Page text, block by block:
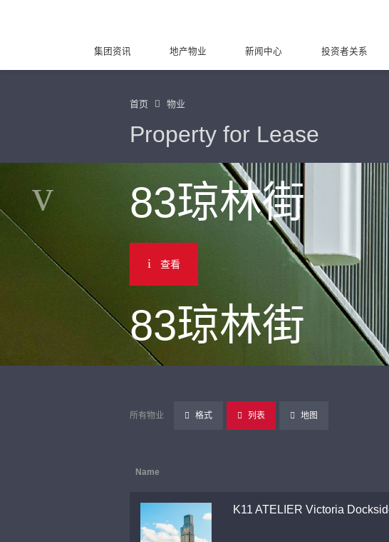
集团资讯 地产物业 新闻中心 投资者关系
首页 物业
Property for Lease
83琼林街
查看
83琼林街
所有物业 格式 列表 地图
Name
K11 ATELIER Victoria